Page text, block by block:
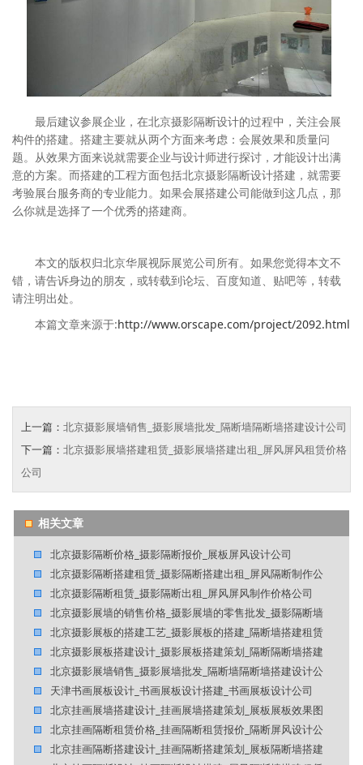
最后建议参展企业，在北京摄影隔断设计的过程中，关注会展
构件的搭建。搭建主要就从两个方面来考虑：会展效果和质量问
题。从效果方面来说就需要企业与设计师进行探讨，才能设计出满
意的方案。而搭建的工程方面包括北京摄影隔断设计搭建，就需要
考验展台服务商的专业能力。如果会展搭建公司能做到这几点，那
么你就是选择了一个优秀的搭建商。
本文的版权归北京华展视际展览公司所有。如果您觉得本文不
错，请告诉身边的朋友，或转载到论坛、百度知道、贴吧等，转载
请注明出处。
本篇文章来源于:http://www.orscape.com/project/2092.html
上一篇： 北京摄影展墙销售_摄影展墙批发_隔断墙隔断墙搭建设计公司
下一篇： 北京摄影展墙搭建租赁_摄影展墙搭建出租_屏风屏风租赁价格
公司
相关文章
北京摄影隔断价格_摄影隔断报价_展板屏风设计公司
北京摄影隔断搭建租赁_摄影隔断搭建出租_屏风隔断制作公
北京摄影隔断租赁_摄影隔断出租_屏风屏风制作价格公司
北京摄影展墙的销售价格_摄影展墙的零售批发_摄影隔断墙
北京摄影展板的搭建工艺_摄影展板的搭建_隔断墙搭建租赁
北京摄影展板搭建设计_摄影展板搭建策划_隔断隔断墙搭建
北京摄影展墙销售_摄影展墙批发_隔断墙隔断墙搭建设计公
天津书画展板设计_书画展板设计搭建_书画展板设计公司
北京挂画展墙搭建设计_挂画展墙搭建策划_展板展板效果图
北京挂画隔断租赁价格_挂画隔断租赁报价_隔断屏风设计公
北京挂画隔断搭建设计_挂画隔断搭建策划_展板隔断墙搭建